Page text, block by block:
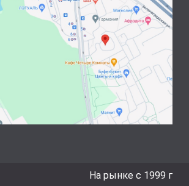
На рынке с 1999 г